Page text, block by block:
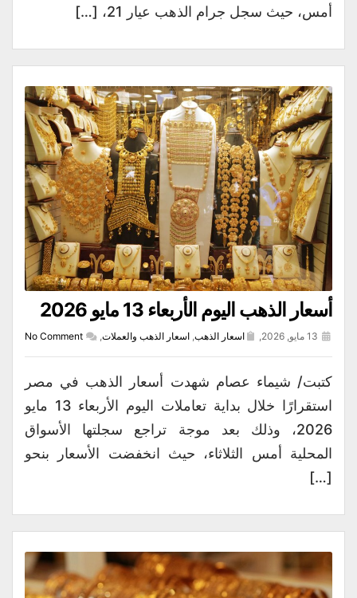
أمس، حيث سجل جرام الذهب عيار 21، […]
أسعار الذهب اليوم الأربعاء 13 مايو 2026
اسعار الذهب, اسعار الذهب والعملات,
No Comment
كتبت/ شيماء عصام شهدت أسعار الذهب في مصر
استقرارًا خلال بداية تعاملات اليوم الأربعاء 13 مايو
2026، وذلك بعد موجة تراجع سجلتها الأسواق
المحلية أمس الثلاثاء، حيث انخفضت الأسعار بنحو
[…]